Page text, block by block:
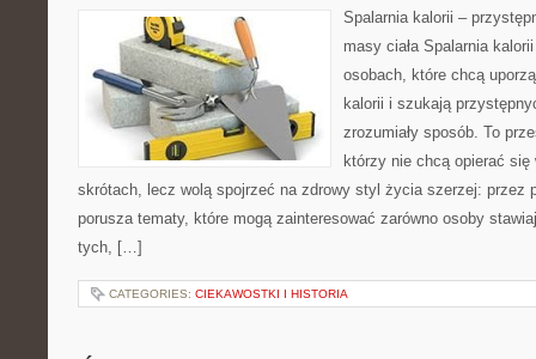
Spalarnia kalorii –
masy ciała Spalarnia
osobach, które chcą
kalorii i szukają
zrozumiały sposób. To
którzy nie chcą opierać się
skrótach, lecz wolą spojrzeć na zdrowy styl życia szerzej: przez
porusza tematy, które mogą zainteresować zarówno osoby
tych, […]
CATEGORIES: CIEKAWOSTKI I HISTORIA